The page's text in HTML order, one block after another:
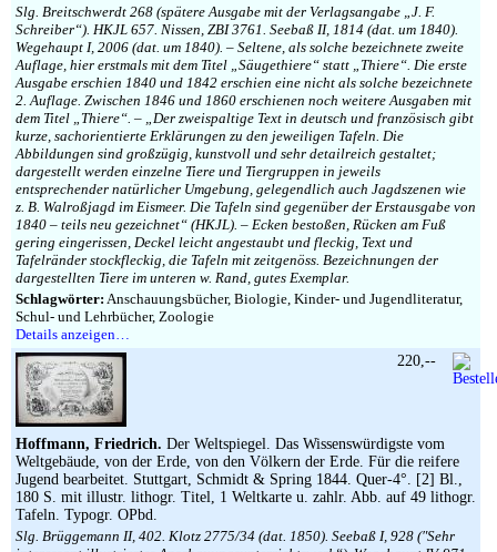
Slg. Breitschwerdt 268 (spätere Ausgabe mit der Verlagsangabe „J. F.
Schreiber“). HKJL 657. Nissen, ZBI 3761. Seebaß II, 1814 (dat. um 1840).
Wegehaupt I, 2006 (dat. um 1840). – Seltene, als solche bezeichnete zweite
Auflage, hier erstmals mit dem Titel „Säugethiere“ statt „Thiere“. Die erste
Ausgabe erschien 1840 und 1842 erschien eine nicht als solche bezeichnete
2. Auflage. Zwischen 1846 und 1860 erschienen noch weitere Ausgaben mit
dem Titel „Thiere“. – „Der zweispaltige Text in deutsch und französisch gibt
kurze, sachorientierte Erklärungen zu den jeweiligen Tafeln. Die
Abbildungen sind großzügig, kunstvoll und sehr detailreich gestaltet;
dargestellt werden einzelne Tiere und Tiergruppen in jeweils
entsprechender natürlicher Umgebung, gelegendlich auch Jagdszenen wie
z. B. Walroßjagd im Eismeer. Die Tafeln sind gegenüber der Erstausgabe von
1840 – teils neu gezeichnet“ (HKJL). – Ecken bestoßen, Rücken am Fuß
gering eingerissen, Deckel leicht angestaubt und fleckig, Text und
Tafelränder stockfleckig, die Tafeln mit zeitgenöss. Bezeichnungen der
dargestellten Tiere im unteren w. Rand, gutes Exemplar.
Schlagwörter: Anschauungsbücher, Biologie, Kinder- und Jugendliteratur,
Schul- und Lehrbücher, Zoologie
Details anzeigen…
Hoffmann, Friedrich. Der Weltspiegel. Das Wissenswürdigste vom
Weltgebäude, von der Erde, von den Völkern der Erde. Für die reifere
Jugend bearbeitet. Stuttgart, Schmidt & Spring 1844. Quer-4°. [2] Bl.,
180 S. mit illustr. lithogr. Titel, 1 Weltkarte u. zahlr. Abb. auf 49 lithogr.
Tafeln. Typogr. OPbd.
Slg. Brüggemann II, 402. Klotz 2775/34 (dat. 1850). Seebaß I, 928 (″Sehr
220,--